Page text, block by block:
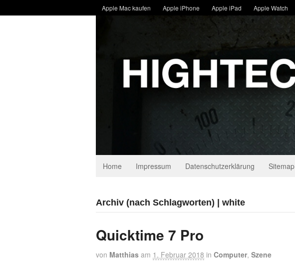
Apple Mac kaufen Apple iPhone Apple iPad Apple Watch
Home Impressum Datenschutzerklärung Sitemap
Archiv (nach Schlagworten) | white
Quicktime 7 Pro
von Matthias am 1. Februar 2018 in Computer, Szene